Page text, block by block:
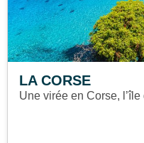
LA CORSE
Une virée en Corse,